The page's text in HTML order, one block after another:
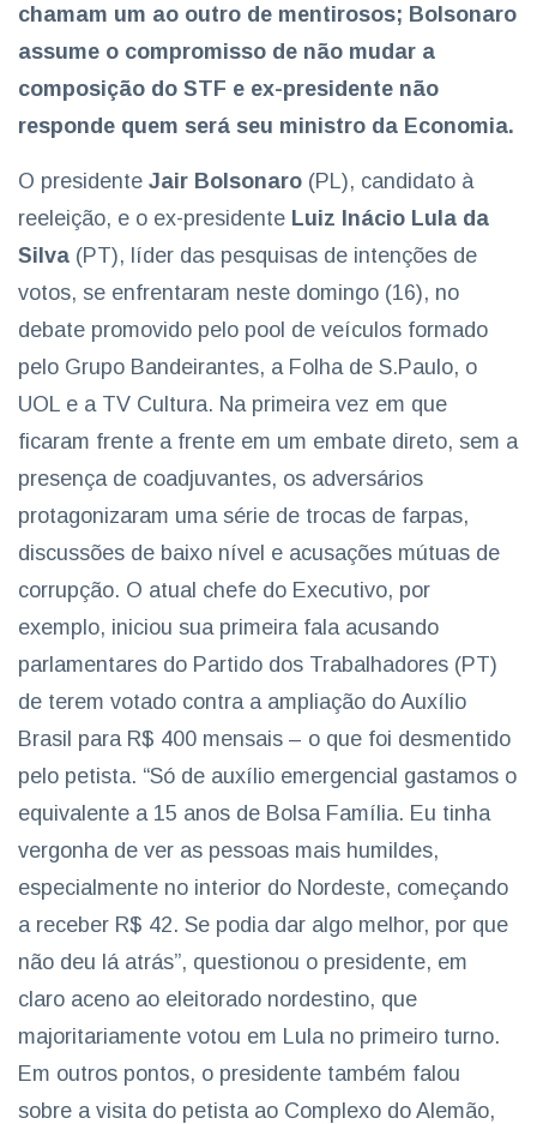
chamam um ao outro de mentirosos; Bolsonaro
assume o compromisso de não mudar a
composição do STF e ex-presidente não
responde quem será seu ministro da Economia.
O presidente Jair Bolsonaro (PL), candidato à
reeleição, e o ex-presidente Luiz Inácio Lula da
Silva (PT), líder das pesquisas de intenções de
votos, se enfrentaram neste domingo (16), no
debate promovido pelo pool de veículos formado
pelo Grupo Bandeirantes, a Folha de S.Paulo, o
UOL e a TV Cultura. Na primeira vez em que
ficaram frente a frente em um embate direto, sem a
presença de coadjuvantes, os adversários
protagonizaram uma série de trocas de farpas,
discussões de baixo nível e acusações mútuas de
corrupção. O atual chefe do Executivo, por
exemplo, iniciou sua primeira fala acusando
parlamentares do Partido dos Trabalhadores (PT)
de terem votado contra a ampliação do Auxílio
Brasil para R$ 400 mensais – o que foi desmentido
pelo petista. “Só de auxílio emergencial gastamos o
equivalente a 15 anos de Bolsa Família. Eu tinha
vergonha de ver as pessoas mais humildes,
especialmente no interior do Nordeste, começando
a receber R$ 42. Se podia dar algo melhor, por que
não deu lá atrás”, questionou o presidente, em
claro aceno ao eleitorado nordestino, que
majoritariamente votou em Lula no primeiro turno.
Em outros pontos, o presidente também falou
sobre a visita do petista ao Complexo do Alemão,